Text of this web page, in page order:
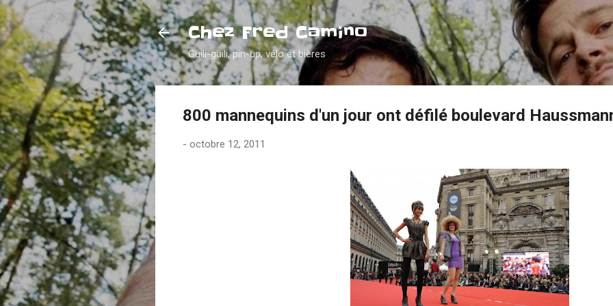
Accéder au contenu principal
Chez Fred Camino
Guili-guili, pin-up, vélo et bières
800 mannequins d'un jour ont défilé boulevard
- octobre 12, 2011